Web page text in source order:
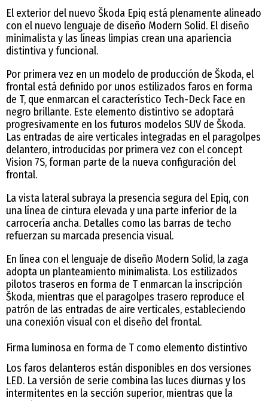
El exterior del nuevo Škoda Epiq está plenamente alineado
con el nuevo lenguaje de diseño Modern Solid. El diseño
minimalista y las líneas limpias crean una apariencia
distintiva y funcional.
Por primera vez en un modelo de producción de Škoda, el
frontal está definido por unos estilizados faros en forma
de T, que enmarcan el característico Tech-Deck Face en
negro brillante. Este elemento distintivo se adoptará
progresivamente en los futuros modelos SUV de Škoda.
Las entradas de aire verticales integradas en el paragolpes
delantero, introducidas por primera vez con el concept
Vision 7S, forman parte de la nueva configuración del
frontal.
La vista lateral subraya la presencia segura del Epiq, con
una línea de cintura elevada y una parte inferior de la
carrocería ancha. Detalles como las barras de techo
refuerzan su marcada presencia visual.
En línea con el lenguaje de diseño Modern Solid, la zaga
adopta un planteamiento minimalista. Los estilizados
pilotos traseros en forma de T enmarcan la inscripción
Škoda, mientras que el paragolpes trasero reproduce el
patrón de las entradas de aire verticales, estableciendo
una conexión visual con el diseño del frontal.
Firma luminosa en forma de T como elemento distintivo
Los faros delanteros están disponibles en dos versiones
LED. La versión de serie combina las luces diurnas y los
intermitentes en la sección superior, mientras que la